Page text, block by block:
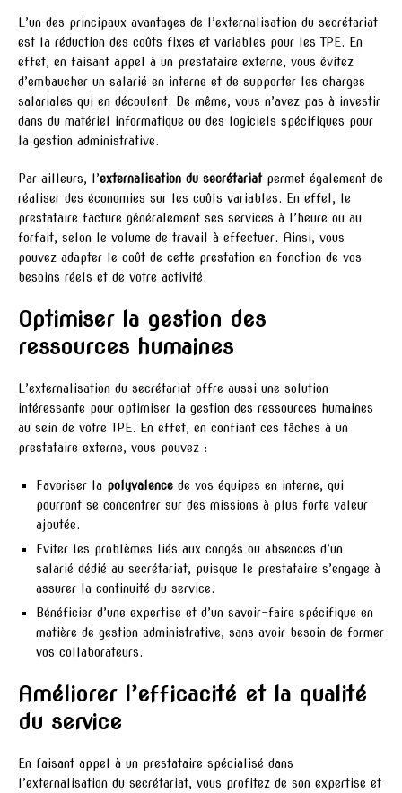
L’un des principaux avantages de l’externalisation du secrétariat
est la réduction des coûts fixes et variables pour les TPE. En
effet, en faisant appel à un prestataire externe, vous évitez
d’embaucher un salarié en interne et de supporter les charges
salariales qui en découlent. De même, vous n’avez pas à investir
dans du matériel informatique ou des logiciels spécifiques pour
la gestion administrative.
Par ailleurs, l’externalisation du secrétariatpermet également de
réaliser des économies sur les coûts variables. En effet, le
prestataire facture généralement ses services à l’heure ou au
forfait, selon le volume de travail à effectuer. Ainsi, vous
pouvez adapter le coût de cette prestation en fonction de vos
besoins réels et de votre activité.
Optimiser la gestion des
ressources humaines
L’externalisation du secrétariat offre aussi une solution
intéressante pour optimiser la gestion des ressources humaines
au sein de votre TPE. En effet, en confiant ces tâches à un
prestataire externe, vous pouvez :
Favoriser la polyvalence de vos équipes en interne, qui
pourront se concentrer sur des missions à plus forte valeur
ajoutée.
Eviter les problèmes liés aux congés ou absences d’un
salarié dédié au secrétariat, puisque le prestataire s’engage à
assurer la continuité du service.
Bénéficier d’une expertise et d’un savoir-faire spécifique en
matière de gestion administrative, sans avoir besoin de former
vos collaborateurs.
Améliorer l’efficacité et la qualité
du service
En faisant appel à un prestataire spécialisé dans
l’externalisation du secrétariat, vous profitez de son expertise et